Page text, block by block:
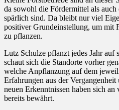
da sowohl die Fördermittel als
spärlich sind. Da bleibt nur viel
positiver Grundeinstellung, um mit
zu pflanzen.
Lutz Schulze pflanzt jedes Jahr auf
schaut sich die Standorte vorher
welche Anpflanzung auf dem
Erfahrungen aus der
neuen Erkenntnissen haben sich an
bereits bewährt.